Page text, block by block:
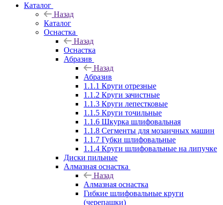
Каталог
Назад
Каталог
Оснастка
Назад
Оснастка
Абразив
Назад
Абразив
1.1.1 Круги отрезные
1.1.2 Круги зачистные
1.1.3 Круги лепестковые
1.1.5 Круги точильные
1.1.6 Шкурка шлифовальная
1.1.8 Сегменты для мозаичных машин
1.1.7 Губки шлифовальные
1.1.4 Круги шлифовальные на липучке
Диски пильные
Алмазная оснастка
Назад
Алмазная оснастка
Гибкие шлифовальные круги
(черепашки)